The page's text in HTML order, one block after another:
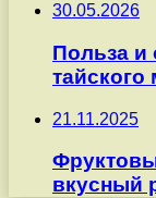
30.05.2026
Польза и
21.11.2025
вкусный